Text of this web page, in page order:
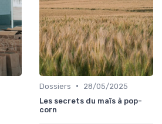
Dossiers •
28/05/2025
Les secrets du maïs à pop-
corn